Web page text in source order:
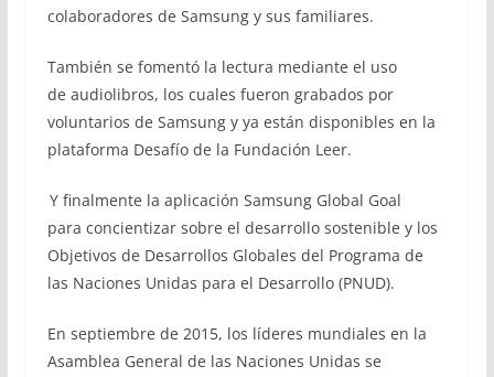
colaboradores de Samsung y sus familiares.
También se fomentó la lectura mediante el uso
de audiolibros, los cuales fueron grabados por
voluntarios de Samsung y ya están disponibles en la
plataforma Desafío de la Fundación Leer.
Y finalmente la aplicación Samsung Global Goal
para concientizar sobre el desarrollo sostenible y los
Objetivos de Desarrollos Globales del Programa de
las Naciones Unidas para el Desarrollo (PNUD).
En septiembre de 2015, los líderes mundiales en la
Asamblea General de las Naciones Unidas se